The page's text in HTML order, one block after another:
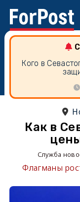
Кого в
Как в
Служба
Флагманы